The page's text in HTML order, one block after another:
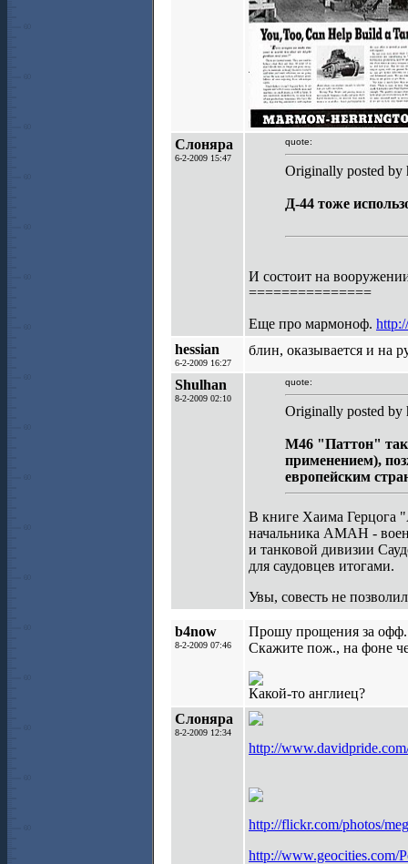
Слоняра
6-2-2009 15:47
quote:
Originally posted by
Д-44 тоже
И состоит на
===============
Еще про мармоноф.
hessian
6-2-2009 16:27
блин, оказывается и на
Shulhan
8-2-2009 02:10
quote:
Originally posted by
М46 "Паттон"
применением),
европейским
В книге Хаима Герцога
начальника АМАН -
и танковой дивизии
для саудовцев итогами.
Увы, совесть не
b4now
8-2-2009 07:46
Прошу прощения за офф.
Скажите пож., на фоне
Какой-то англиец?
Слоняра
8-2-2009 12:34
http://
http://flickr.com/photos/
http://www.geocities.com/